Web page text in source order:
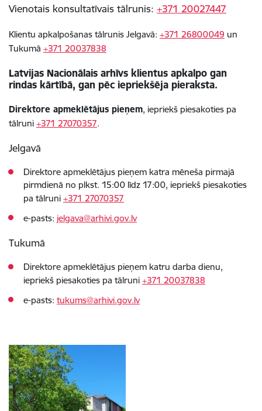
Vienotais konsultatīvais tālrunis: +371 20027447
Klientu apkalpošanas tālrunis Jelgavā: +371 26800049 un
Tukumā +371 20037838
Latvijas Nacionālais arhīvs klientus apkalpo gan
rindas kārtībā, gan pēc iepriekšēja pieraksta.
Direktore apmeklētājus pieņem, iepriekš piesakoties pa
tālruni +371 27070357.
Jelgavā
Direktore apmeklētājus pieņem katra mēneša pirmajā
pirmdienā no plkst. 15:00 līdz 17:00, iepriekš piesakoties
pa tālruni +371 27070357
e-pasts: jelgava@arhivi.gov.lv
Tukumā
Direktore apmeklētājus pieņem katru darba dienu,
iepriekš piesakoties pa tālruni +371 20037838
e-pasts: tukums@arhivi.gov.lv